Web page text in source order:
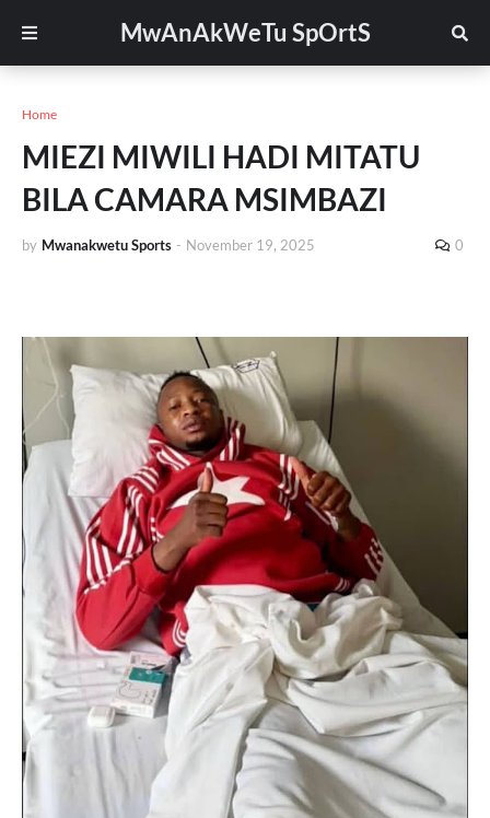
MwAnAkWeTu SpOrtS
Home
MIEZI MIWILI HADI MITATU
BILA CAMARA MSIMBAZI
by Mwanakwetu Sports - November 19, 2025 0